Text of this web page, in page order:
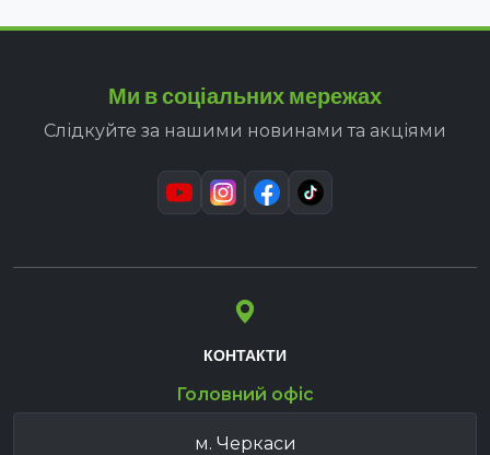
Ми в соціальних мережах
Слідкуйте за нашими новинами та акціями
КОНТАКТИ
Головний офіс
м. Черкаси